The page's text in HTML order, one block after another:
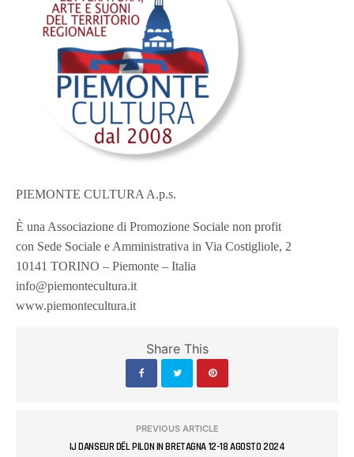
PIEMONTE CULTURA A.p.s.
È una Associazione di Promozione Sociale non profit
con Sede Sociale e Amministrativa in Via Costigliole, 2
10141 TORINO – Piemonte – Italia
info@piemontecultura.it
www.piemontecultura.it
Share This
PREVIOUS ARTICLE
IJ DANSEUR DËL PILON IN BRETAGNA 12-18 AGOSTO 2024